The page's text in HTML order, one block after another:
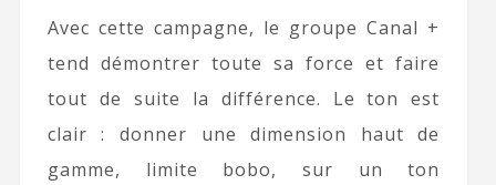
Avec cette campagne, le groupe Canal +
tend démontrer toute sa force et faire
tout de suite la différence. Le ton est
clair : donner une dimension haut de
gamme, limite bobo, sur un ton